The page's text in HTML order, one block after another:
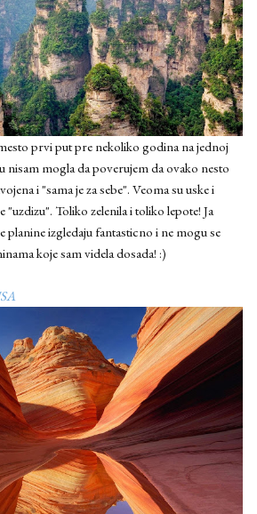
prvi put pre nekoliko godina na jednoj
nisam mogla da poverujem da ovako nesto
i "sama je za sebe". Veoma su uske i
"uzdizu". Toliko zelenila i toliko lepote! Ja
planine izgledaju fantasticno i ne mogu se
koje sam videla dosada! :)